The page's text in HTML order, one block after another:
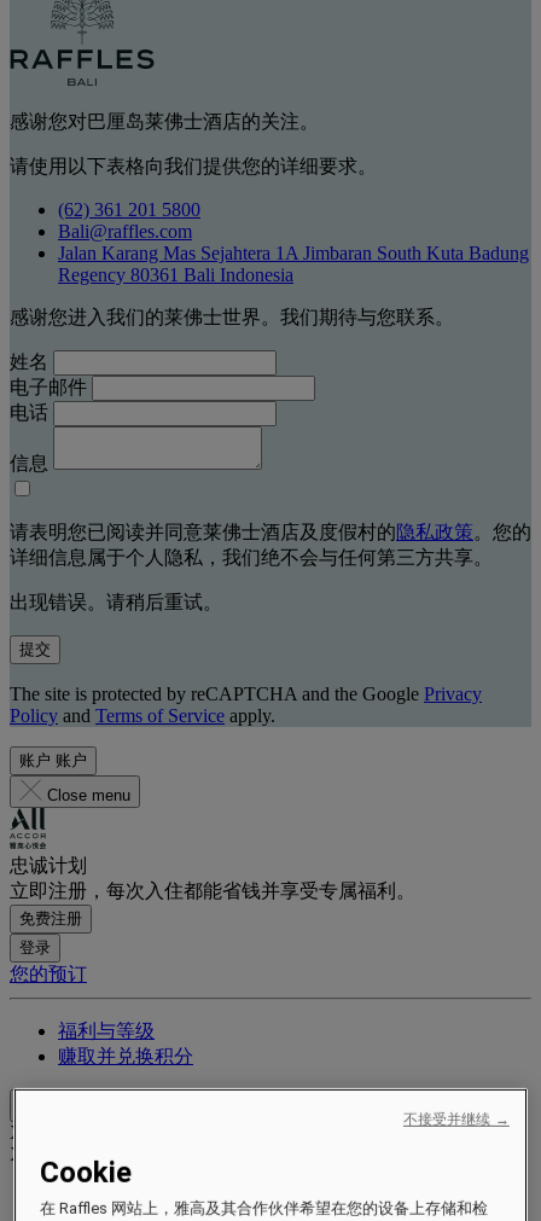
感谢您对巴厘岛莱佛士酒店的关注。
请使用以下表格向我们提供您的详细要求。
(62) 361 201 5800
Bali@raffles.com
Jalan Karang Mas Sejahtera 1A Jimbaran South Kuta Badung
Regency 80361 Bali Indonesia
感谢您进入我们的莱佛士世界。我们期待与您联系。
姓名
电子邮件
电话
信息
请表明您已阅读并同意莱佛士酒店及度假村的隐私政策。您的
详细信息属于个人隐私，我们绝不会与任何第三方共享。
出现错误。请稍后重试。
提交
The site is protected by reCAPTCHA and the Google Privacy
Policy and Terms of Service apply.
账户 账户
Close menu
忠诚计划
立即注册，每次入住都能省钱并享受专属福利。
免费注册
登录
您的预订
福利与等级
赚取并兑换积分
Xxxx Xxxxxxxxx
XXXXXX X XXXXXXXX X
Cookie
在 Raffles 网站上，雅高及其合作伙伴希望在您的设备上存储和检
不接受并继续 →